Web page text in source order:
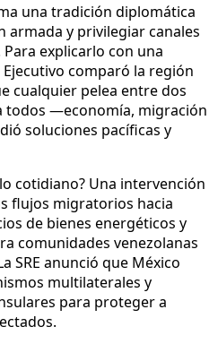
una tradición diplomática
armada y privilegiar canales
explicarlo con una
comparó la región
cualquier pelea entre dos
todos —economía, migración
soluciones pacíficas y
cotidiano? Una intervención
flujos migratorios hacia
de bienes energéticos y
comunidades venezolanas
SRE anunció que México
multilaterales y
para proteger a